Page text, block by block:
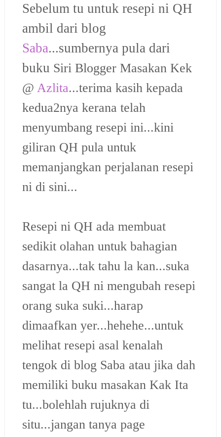
Sebelum tu untuk resepi ni QH
ambil dari blog
Saba...sumbernya pula dari
buku Siri Blogger Masakan Kek
@ Azlita...terima kasih kepada
kedua2nya kerana telah
menyumbang resepi ini...kini
giliran QH pula untuk
memanjangkan perjalanan resepi
ni di sini...
Resepi ni QH ada membuat
sedikit olahan untuk bahagian
dasarnya...tak tahu la kan...suka
sangat la QH ni mengubah resepi
orang suka suki...harap
dimaafkan yer...hehehe...untuk
melihat resepi asal kenalah
tengok di blog Saba atau jika dah
memiliki buku masakan Kak Ita
tu...bolehlah rujuknya di
situ...jangan tanya page